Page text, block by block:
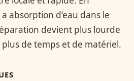
absorption d’eau dans le
devient plus lourde
de temps et de matériel.